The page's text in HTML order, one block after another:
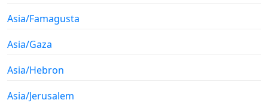
Asia/Famagusta
Asia/Gaza
Asia/Hebron
Asia/Jerusalem